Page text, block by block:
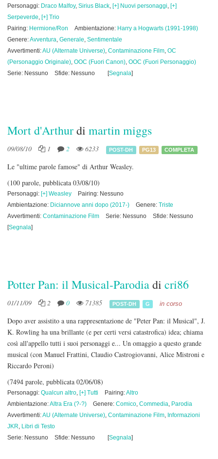
Personaggi: Draco Malfoy, Sirius Black, [+] Nuovi personaggi, [+]
Serpeverde, [+] Trio
Pairing: Hermione/Ron Ambientazione: Harry a Hogwarts (1991-1998)
Genere:Avventura, Generale, Sentimentale
Avvertimenti:AU (Alternate Universe), Contaminazione Film, OC
(Personaggio Originale), OOC (Fuori Canon), OOC (Fuori Personaggio)
Serie: Nessuno
Sfide: Nessuno [Segnala]
Mort d'Arthurdi martin miggs
09/08/10 1 2 6233 POST-DH PG13 COMPLETA
Le "ultime parole famose" di Arthur Weasley.
(100 parole, pubblicata 03/08/10)
Personaggi: [+] Weasley
Pairing: Nessuno
Ambientazione: Diciannove anni dopo (2017-) Genere: Triste
Avvertimenti: Contaminazione Film Serie: Nessuno
Sfide: Nessuno
[Segnala]
Potter Pan: il Musical-Parodiadi cri86
01/11/09 2 0 71385 POST-DH G in corso
Dopo aver assistito a una rappresentazione de "Peter Pan: il Musical", J.
K. Rowling ha una brillante (e per certi versi catastrofica) idea; chiama
così all'appello tutti i suoi personaggi e... Un omaggio a questo grande
musical (con Manuel Frattini, Claudio Castrogiovanni, Alice Mistroni e
Riccardo Peroni)
(7494 parole, pubblicata 02/06/08)
Personaggi: Qualcun altro, [+] Tutti Pairing:Altro
Ambientazione:Altra Era (?-?) Genere: Comico, Commedia, Parodia
Avvertimenti:AU (Alternate Universe), Contaminazione Film, Informazioni
JKR, Libri di Testo
Serie: Nessuno
Sfide: Nessuno [Segnala]